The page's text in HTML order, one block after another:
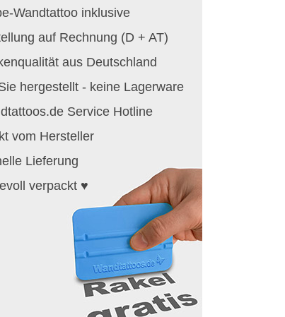
Wandtattoo inklusive
auf Rechnung (D + AT)
aus Deutschland
hergestellt - keine Lagerware
Service Hotline
vom Hersteller
Lieferung
verpackt ♥